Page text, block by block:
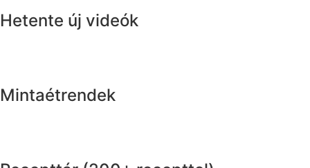
Hetente új videók
Mintaétrendek